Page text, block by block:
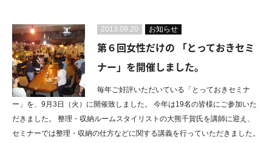
2013.09.20 お知らせ
第６回女性だけの 「とっておきセミ
ナー」を開催しました。
毎年ご好評いただいている「とっておきセミナ
ー」を、9月3日（火）に開催致しました。 今年は19名の皆様にご参加いた
だきました。 整理・収納ルームスタイリストの大熊千賀氏を講師に迎え、
セミナーでは整理・収納の仕方などに関する講義を行っていただきました。